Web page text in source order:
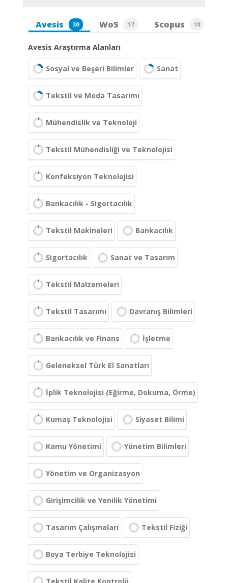
Avesis 30 WoS 17 Scopus 18
Avesis Araştırma Alanları
Sosyal ve Beşeri Bilimler Sanat
Tekstil ve Moda Tasarımı
Mühendislik ve Teknoloji
Tekstil Mühendisliği ve Teknolojisi
Konfeksiyon Teknolojisi
Bankacılık - Sigortacılık
Tekstil Makineleri Bankacılık
Sigortacılık Sanat ve Tasarım
Tekstil Malzemeleri
Tekstil Tasarımı Davranış Bilimleri
Bankacılık ve Finans İşletme
Geleneksel Türk El Sanatları
İplik Teknolojisi (Eğirme, Dokuma, Örme)
Kumaş Teknolojisi Siyaset Bilimi
Kamu Yönetimi Yönetim Bilimleri
Yönetim ve Organizasyon
Girişimcilik ve Yenilik Yönetimi
Tasarım Çalışmaları Tekstil Fiziği
Boya Terbiye Teknolojisi